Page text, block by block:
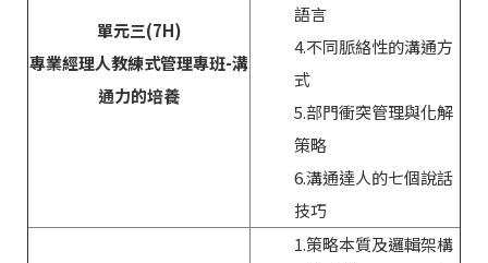
單元三(7H)
專業經理人教練式管理專班-溝
通力的培養
語言
4.不同脈絡性的溝通方
式
5.部門衝突管理與化解
策略
6.溝通達人的七個說話
技巧
1.策略本質及邏輯架構